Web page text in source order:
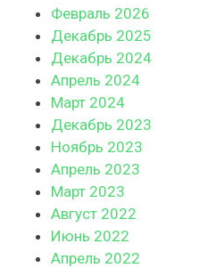
Февраль 2026
Декабрь 2025
Декабрь 2024
Апрель 2024
Март 2024
Декабрь 2023
Ноябрь 2023
Апрель 2023
Март 2023
Август 2022
Июнь 2022
Апрель 2022